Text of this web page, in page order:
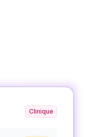
Clinique